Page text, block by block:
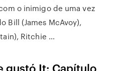
o inimigo de uma vez
Bill (James McAvoy),
Ritchie …
gustó It: Capítulo